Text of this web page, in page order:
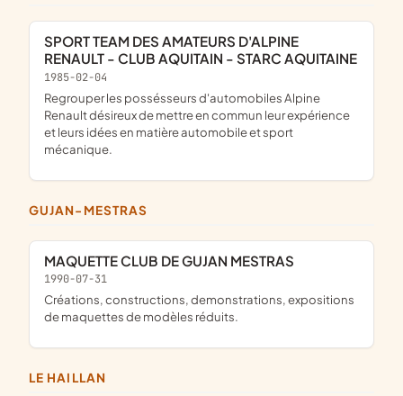
SPORT TEAM DES AMATEURS D'ALPINE
RENAULT - CLUB AQUITAIN - STARC AQUITAINE
1985-02-04
Regrouper les possésseurs d'automobiles Alpine
Renault désireux de mettre en commun leur expérience
et leurs idées en matière automobile et sport
mécanique.
GUJAN-MESTRAS
MAQUETTE CLUB DE GUJAN MESTRAS
1990-07-31
Créations, constructions, demonstrations, expositions
de maquettes de modèles réduits.
LE HAILLAN